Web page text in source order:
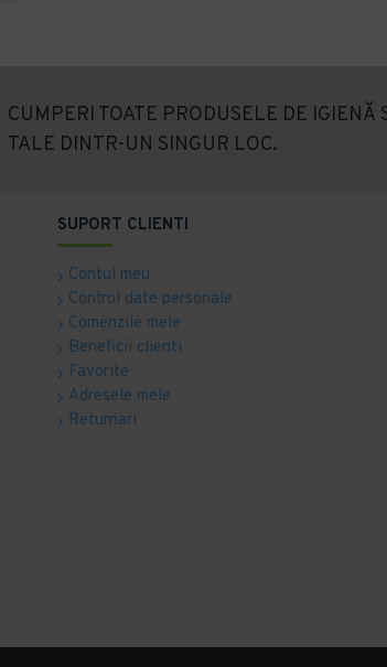
CUMPERI TOATE PRODUSELE DE
TALE DINTR-UN SINGUR LOC.
SUPORT CLIENTI
Contul meu
Control date personale
Comenzile mele
Beneficii clienti
Favorite
Adresele mele
Returnari